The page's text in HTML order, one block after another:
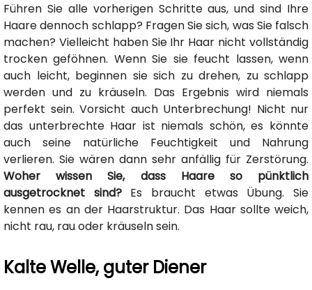
Führen Sie alle vorherigen Schritte aus, und sind Ihre
Haare dennoch schlapp? Fragen Sie sich, was Sie falsch
machen? Vielleicht haben Sie Ihr Haar nicht vollständig
trocken geföhnen. Wenn Sie sie feucht lassen, wenn
auch leicht, beginnen sie sich zu drehen, zu schlapp
werden und zu kräuseln. Das Ergebnis wird niemals
perfekt sein. Vorsicht auch Unterbrechung! Nicht nur
das unterbrechte Haar ist niemals schön, es könnte
auch seine natürliche Feuchtigkeit und Nahrung
verlieren. Sie wären dann sehr anfällig für Zerstörung.
Woher wissen Sie, dass Haare so pünktlich
ausgetrocknet sind?Es braucht etwas Übung. Sie
kennen es an der Haarstruktur. Das Haar sollte weich,
nicht rau, rau oder kräuseln sein.
Kalte Welle, guter Diener